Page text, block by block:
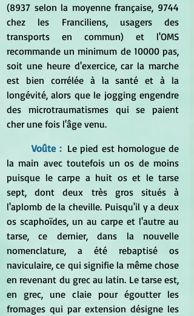
(8937 selon la moyenne française, 9744
chez les Franciliens, usagers des
transports en commun) et l'OMS
recommande un minimum de 10000 pas,
soit une heure d'exercice, car la marche
est bien corrélée à la santé et à la
longévité, alors que le jogging engendre
des microtraumatismes qui se paient
cher une fois l'âge venu.
Voûte :
  Le pied est homologue de
la main avec toutefois un os de moins
puisque le carpe a huit os et le tarse
sept, dont deux très gros situés à
l'aplomb de la cheville. Puisqu'il y a deux
os scaphoïdes, un au carpe et l'autre au
tarse, ce dernier, dans la nouvelle
nomenclature, a été rebaptisé os
naviculaire, ce qui signifie la même chose
en revenant du grec au latin. Le tarse est,
en grec, une claie pour égoutter les
fromages qui par extension désigne les